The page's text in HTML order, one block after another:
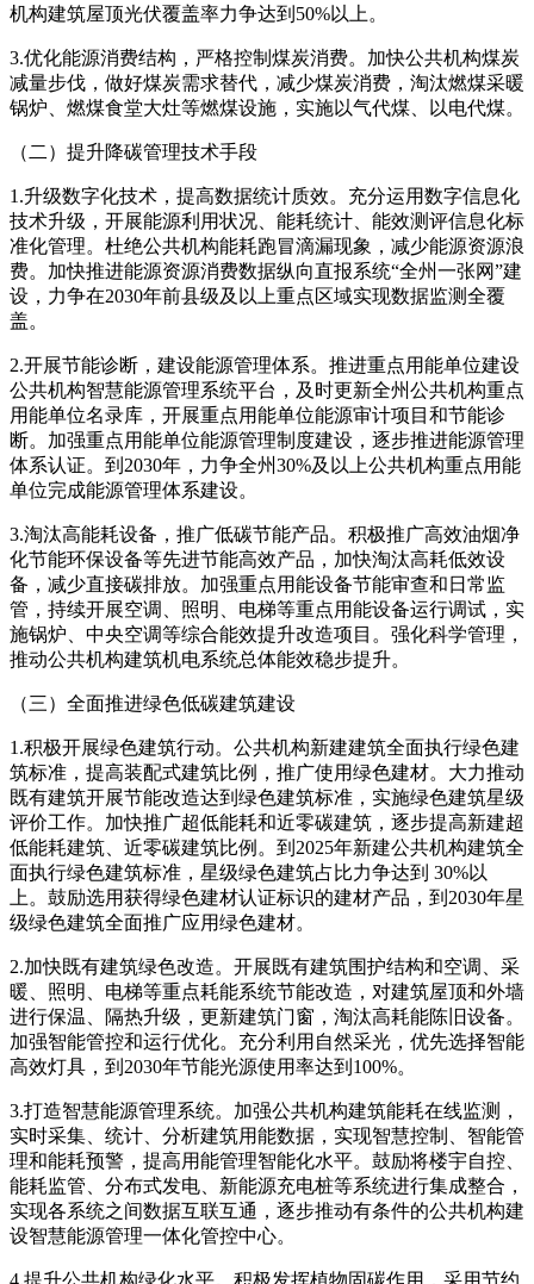
机构建筑屋顶光伏覆盖率力争达到50%以上。
3.优化能源消费结构，严格控制煤炭消费。加快公共机构煤炭
减量步伐，做好煤炭需求替代，减少煤炭消费，淘汰燃煤采暖
锅炉、燃煤食堂大灶等燃煤设施，实施以气代煤、以电代煤。
（二）提升降碳管理技术手段
1.升级数字化技术，提高数据统计质效。充分运用数字信息化
技术升级，开展能源利用状况、能耗统计、能效测评信息化标
准化管理。杜绝公共机构能耗跑冒滴漏现象，减少能源资源浪
费。加快推进能源资源消费数据纵向直报系统“全州一张网”建
设，力争在2030年前县级及以上重点区域实现数据监测全覆
盖。
2.开展节能诊断，建设能源管理体系。推进重点用能单位建设
公共机构智慧能源管理系统平台，及时更新全州公共机构重点
用能单位名录库，开展重点用能单位能源审计项目和节能诊
断。加强重点用能单位能源管理制度建设，逐步推进能源管理
体系认证。到2030年，力争全州30%及以上公共机构重点用能
单位完成能源管理体系建设。
3.淘汰高能耗设备，推广低碳节能产品。积极推广高效油烟净
化节能环保设备等先进节能高效产品，加快淘汰高耗低效设
备，减少直接碳排放。加强重点用能设备节能审查和日常监
管，持续开展空调、照明、电梯等重点用能设备运行调试，实
施锅炉、中央空调等综合能效提升改造项目。强化科学管理，
推动公共机构建筑机电系统总体能效稳步提升。
（三）全面推进绿色低碳建筑建设
1.积极开展绿色建筑行动。公共机构新建建筑全面执行绿色建
筑标准，提高装配式建筑比例，推广使用绿色建材。大力推动
既有建筑开展节能改造达到绿色建筑标准，实施绿色建筑星级
评价工作。加快推广超低能耗和近零碳建筑，逐步提高新建超
低能耗建筑、近零碳建筑比例。到2025年新建公共机构建筑全
面执行绿色建筑标准，星级绿色建筑占比力争达到 30%以
上。鼓励选用获得绿色建材认证标识的建材产品，到2030年星
级绿色建筑全面推广应用绿色建材。
2.加快既有建筑绿色改造。开展既有建筑围护结构和空调、采
暖、照明、电梯等重点耗能系统节能改造，对建筑屋顶和外墙
进行保温、隔热升级，更新建筑门窗，淘汰高耗能陈旧设备。
加强智能管控和运行优化。充分利用自然采光，优先选择智能
高效灯具，到2030年节能光源使用率达到100%。
3.打造智慧能源管理系统。加强公共机构建筑能耗在线监测，
实时采集、统计、分析建筑用能数据，实现智慧控制、智能管
理和能耗预警，提高用能管理智能化水平。鼓励将楼宇自控、
能耗监管、分布式发电、新能源充电桩等系统进行集成整合，
实现各系统之间数据互联互通，逐步推动有条件的公共机构建
设智慧能源管理一体化管控中心。
4.提升公共机构绿化水平。积极发挥植物固碳作用，采用节约